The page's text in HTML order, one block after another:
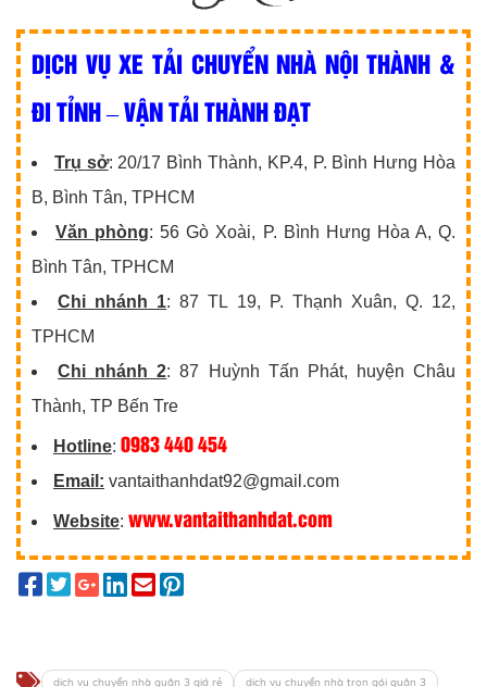
DỊCH VỤ XE TẢI CHUYỂN NHÀ NỘI THÀNH &
ĐI TỈNH – VẬN TẢI THÀNH ĐẠT
Trụ sở: 20/17 Bình Thành, KP.4, P. Bình Hưng Hòa
B, Bình Tân, TPHCM
Văn phòng: 56 Gò Xoài, P. Bình Hưng Hòa A, Q.
Bình Tân, TPHCM
Chi nhánh 1: 87 TL 19, P. Thạnh Xuân, Q. 12,
TPHCM
Chi nhánh 2: 87 Huỳnh Tấn Phát, huyện Châu
Thành, TP Bến Tre
Hotline: 0983 440 454
Email: vantaithanhdat92@gmail.com
Website: www.vantaithanhdat.com
dịch vụ chuyển nhà quận 3 giá rẻ dịch vụ chuyển nhà trọn gói quận 3